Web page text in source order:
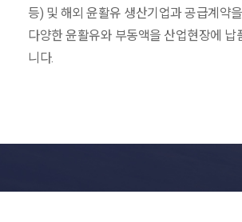
등) 및 해외 윤활유 생산기업과 공급계약
다양한 윤활유와 부동액을 산업현장에 납
니다.